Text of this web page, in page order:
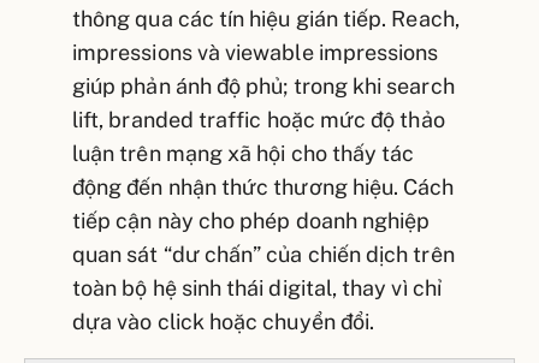
thông qua các tín hiệu gián tiếp. Reach,
impressions và viewable impressions
giúp phản ánh độ phủ; trong khi search
lift, branded traffic hoặc mức độ thảo
luận trên mạng xã hội cho thấy tác
động đến nhận thức thương hiệu. Cách
tiếp cận này cho phép doanh nghiệp
quan sát “dư chấn” của chiến dịch trên
toàn bộ hệ sinh thái digital, thay vì chỉ
dựa vào click hoặc chuyển đổi.